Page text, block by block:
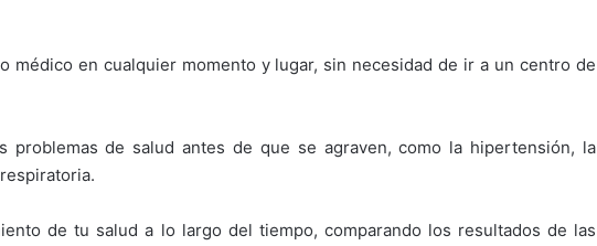
médico en cualquier momento y lugar, sin necesidad de ir a un centro de
problemas de salud antes de que se agraven, como la hipertensión, la
de tu salud a lo largo del tiempo, comparando los resultados de las